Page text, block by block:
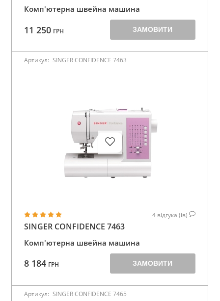
Комп'ютерна швейна машина
11 250 ГРН ЗАМОВИТИ
Артикул: SINGER CONFIDENCE 7463
4 відгука (ів)
SINGER CONFIDENCE 7463
Комп'ютерна швейна машина
8 184 ГРН ЗАМОВИТИ
Артикул: SINGER CONFIDENCE 7465